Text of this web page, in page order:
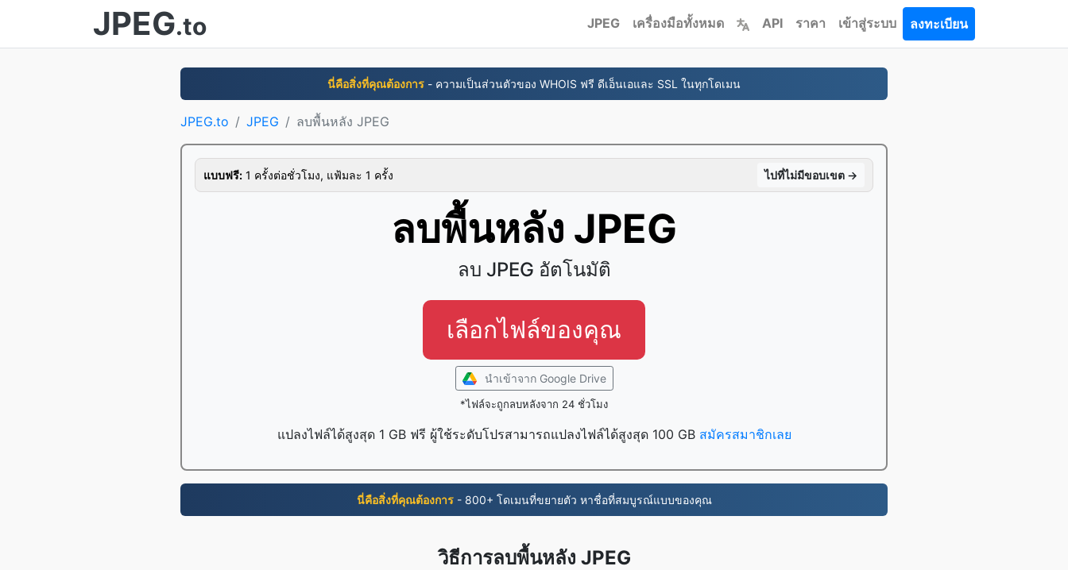
JPEG.to JPEG เครื่องมือทั้งหมด API ราคา เข้าสู่ระบบ ลงทะเบียน
นี่คือสิ่งที่คุณต้องการ - ความเป็นส่วนตัวของ WHOIS ฟรี ดีเอ็นเอและ SSL ในทุกโดเมน
JPEG.to JPEG ลบพื้นหลัง JPEG
แบบฟรี: 1 ครั้งต่อชั่วโมง, แฟ้มละ 1 ครั้ง ไปที่ไม่มีขอบเขต →
ลบพื้นหลัง JPEG
ลบ JPEG อัตโนมัติ
เลือกไฟล์ของคุณ
นำเข้าจาก Google Drive
*ไฟล์จะถูกลบหลังจาก 24 ชั่วโมง
แปลงไฟล์ได้สูงสุด 1 GB ฟรี ผู้ใช้ระดับโปรสามารถแปลงไฟล์ได้สูงสุด 100 GB สมัครสมาชิกเลย
นี่คือสิ่งที่คุณต้องการ- 800+ โดเมนที่ขยายตัว หาชื่อที่สมบูรณ์แบบของคุณ
วิธีการลบพื้นหลัง JPEG